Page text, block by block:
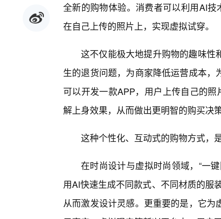
全新的购物体验。消费者可以利用AI技
在自己上传的照片上，实现虚拟试穿。
这不仅能极大地提升购物的趣味性
生的退货问题，为商家降低运营成本
可以开发一款APP，用户上传自己的
解上身效果，从而做出更明智的购买决
这种个性化、互动式的购物方式，
在时尚设计与虚拟时尚领域，“一
用AI快速生成不同款式、不同材质的服
从而激发设计灵感。更重要的是，它